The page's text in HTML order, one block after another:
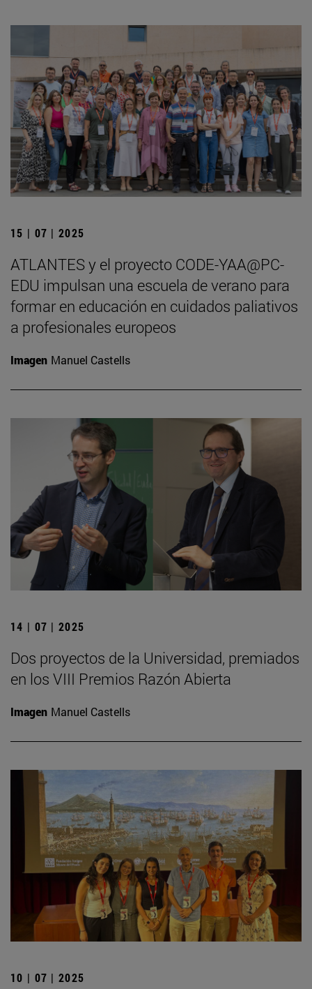
15 | 07 | 2025
ATLANTES y el proyecto CODE-YAA@PC-
EDU impulsan una escuela de verano para
formar en educación en cuidados paliativos
a profesionales europeos
Imagen Manuel Castells
14 | 07 | 2025
Dos proyectos de la Universidad, premiados
en los VIII Premios Razón Abierta
Imagen Manuel Castells
10 | 07 | 2025